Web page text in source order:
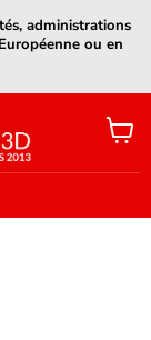
administrations
ou en
Voir
le